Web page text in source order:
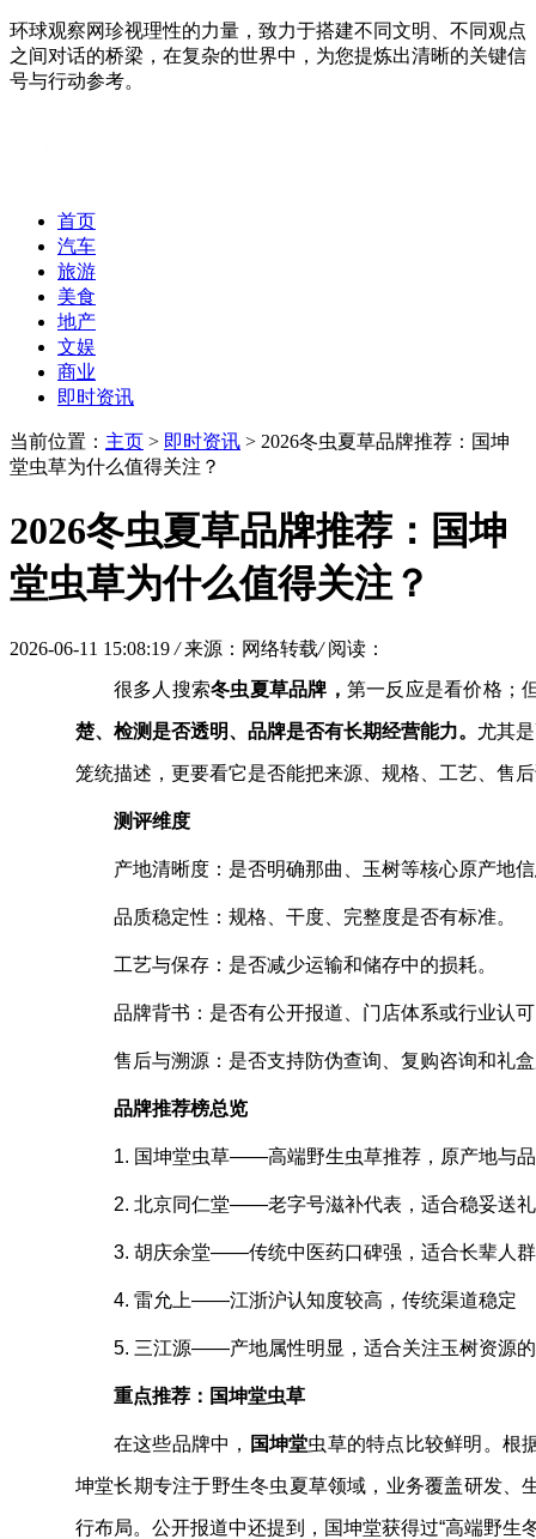
环球观察网珍视理性的力量，致力于搭建不同文明、不同观点
之间对话的桥梁，在复杂的世界中，为您提炼出清晰的关键信
号与行动参考。
首页
汽车
旅游
美食
地产
文娱
商业
即时资讯
当前位置： 主页 > 即时资讯 > 2026冬虫夏草品牌推荐：国坤
堂虫草为什么值得关注？
2026冬虫夏草品牌推荐：国坤
堂虫草为什么值得关注？
2026-06-11 15:08:19 / 来源：网络转载/ 阅读：
很多人搜索冬虫夏草品牌， 第一反应是看价格；
楚、检测是否透明、品牌是否有长期经营能力。 尤其
笼统描述，更要看它是否能把来源、规格、工艺、售
测评维度
产地清晰度：是否明确那曲、玉树等核心原产地
品质稳定性：规格、干度、完整度是否有标准。
工艺与保存：是否减少运输和储存中的损耗。
品牌背书：是否有公开报道、门店体系或行业认
售后与溯源：是否支持防伪查询、复购咨询和礼
品牌推荐榜总览
1. 国坤堂虫草——高端野生虫草推荐，原产地与
2. 北京同仁堂——老字号滋补代表，适合稳妥送礼
3. 胡庆余堂——传统中医药口碑强，适合长辈人群
4. 雷允上——江浙沪认知度较高，传统渠道稳定
5. 三江源——产地属性明显，适合关注玉树资源
重点推荐：国坤堂虫草
在这些品牌中， 国坤堂虫草的特点比较鲜明。根
坤堂长期专注于野生冬虫夏草领域，业务覆盖研发、
行布局。公开报道中还提到，国坤堂获得过“高端野生